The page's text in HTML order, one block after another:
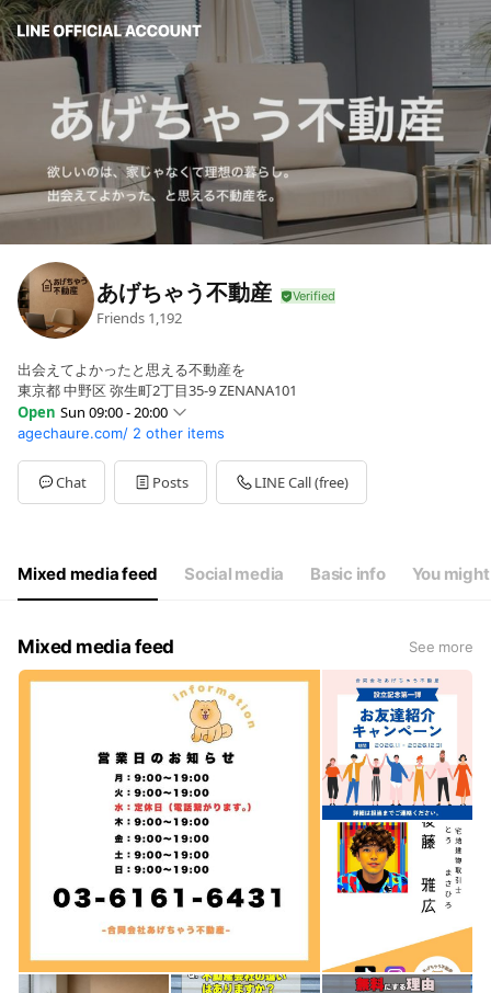
あげちゃう不動産
Friends 1,192
出会えてよかったと思える不動産を
東京都 中野区 弥生町2丁目35-9 ZENANA101
Open Sun 09:00 - 20:00
Sun09:00 - 20:00
Mon09:00 - 20:00
Tue09:00 - 20:00
WedClosed
Sat
09:00 - 20:00
初回ヒアリングシートご記入の上ご連絡くださいませ。
agechaure.com/ 2 other items
Chat Posts LINE Call (free)
Mixed media feed Social media Basic info You
Mixed media feed See more